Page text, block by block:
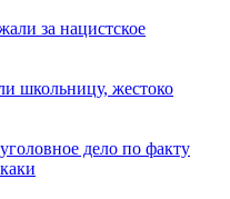
за нацистское
школьницу, жестоко
дело по факту